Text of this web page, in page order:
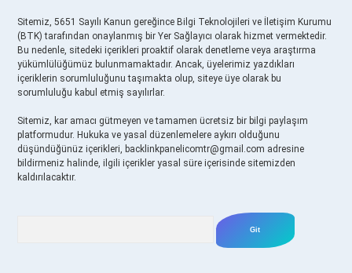
Sitemiz, 5651 Sayılı Kanun gereğince Bilgi Teknolojileri ve İletişim Kurumu
(BTK) tarafından onaylanmış bir Yer Sağlayıcı olarak hizmet vermektedir.
Bu nedenle, sitedeki içerikleri proaktif olarak denetleme veya araştırma
yükümlülüğümüz bulunmamaktadır. Ancak, üyelerimiz yazdıkları
içeriklerin sorumluluğunu taşımakta olup, siteye üye olarak bu
sorumluluğu kabul etmiş sayılırlar.
Sitemiz, kar amacı gütmeyen ve tamamen ücretsiz bir bilgi paylaşım
platformudur. Hukuka ve yasal düzenlemelere aykırı olduğunu
düşündüğünüz içerikleri, backlinkpanelicomtr@gmail.com adresine
bildirmeniz halinde, ilgili içerikler yasal süre içerisinde sitemizden
kaldırılacaktır.